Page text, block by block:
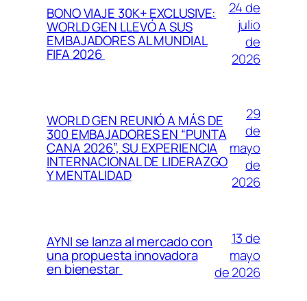
BONO VIAJE 30K+ EXCLUSIVE:
WORLD GEN LLEVÓ A SUS
EMBAJADORES AL MUNDIAL
FIFA 2026
24 de
julio
de
2026
WORLD GEN REUNIÓ A MÁS DE
300 EMBAJADORES EN “PUNTA
CANA 2026”, SU EXPERIENCIA
INTERNACIONAL DE LIDERAZGO
Y MENTALIDAD
29
de
mayo
de
2026
AYNI se lanza al mercado con
una propuesta innovadora
en bienestar
13 de
mayo
de 2026